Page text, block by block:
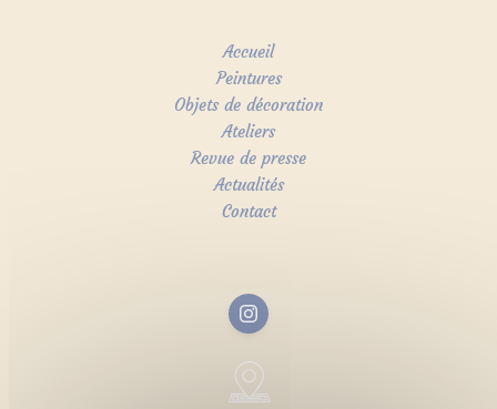
Accueil
Peintures
Objets de décoration
Ateliers
Revue de presse
Actualités
Contact